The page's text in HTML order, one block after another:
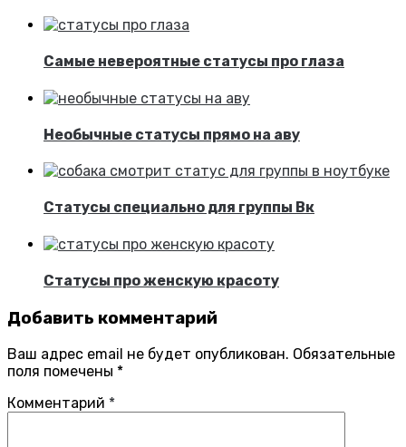
Самые невероятные статусы про глаза
Необычные статусы прямо на аву
Статусы специально для группы Вк
Статусы про женскую красоту
Добавить комментарий
Ваш адрес email не будет опубликован. Обязательные
поля помечены *
Комментарий *